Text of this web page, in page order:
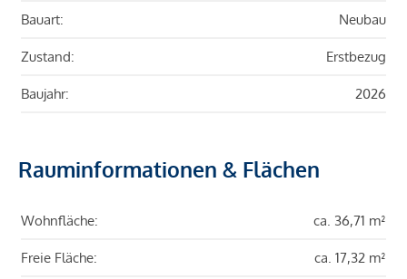
Bauart: Neubau
Zustand: Erstbezug
Baujahr: 2026
Rauminformationen & Flächen
Wohnfläche: ca. 36,71 m²
Freie Fläche: ca. 17,32 m²